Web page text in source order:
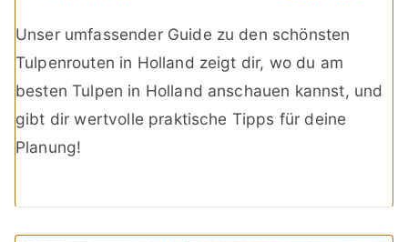
Unser umfassender Guide zu den schönsten
Tulpenrouten in Holland zeigt dir, wo du am
besten Tulpen in Holland anschauen kannst, und
gibt dir wertvolle praktische Tipps für deine
Planung!